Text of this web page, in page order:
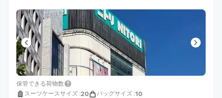
保管できる荷物数
スーツケースサイズ :20 バッグサイズ :10